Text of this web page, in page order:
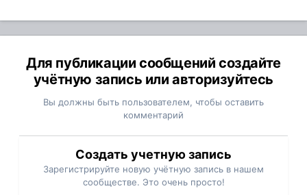
Для публикации сообщений создайте
учётную запись или авторизуйтесь
Вы должны быть пользователем, чтобы оставить
комментарий
Создать учетную запись
Зарегистрируйте новую учётную запись в нашем
сообществе. Это очень просто!